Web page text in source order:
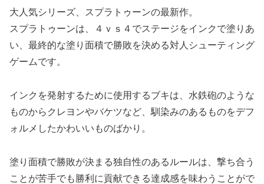
大人気シリーズ、スプラトゥーンの最新作。
スプラトゥーンは、４ｖｓ４でステージをインクで塗りあ
い、最終的な塗り面積で勝敗を決める対人シューティング
ゲームです。
インクを発射するために使用するブキは、水鉄砲のような
ものからクレヨンやバケツなど、馴染みのあるものをデフ
ォルメしたかわいいものばかり。
塗り面積で勝敗が決まる独自性のあるルールは、撃ち合う
ことが苦手でも勝利に貢献できる達成感を味わうことがで